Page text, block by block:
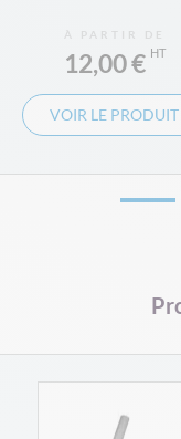
À PARTIR DE
12,00 €
VOIR LE PRODUIT